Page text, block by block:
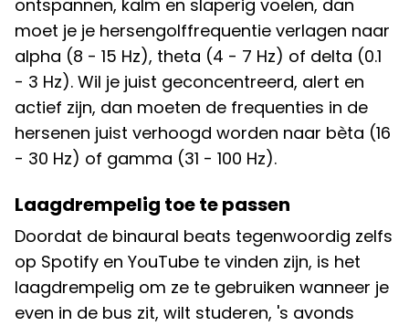
ontspannen, kalm en slaperig voelen, dan
moet je je hersengolffrequentie verlagen naar
alpha (8 - 15 Hz), theta (4 - 7 Hz) of delta (0.1
- 3 Hz). Wil je juist geconcentreerd, alert en
actief zijn, dan moeten de frequenties in de
hersenen juist verhoogd worden naar bèta (16
- 30 Hz) of gamma (31 - 100 Hz).
Laagdrempelig toe te passen
Doordat de binaural beats tegenwoordig zelfs
op Spotify en YouTube te vinden zijn, is het
laagdrempelig om ze te gebruiken wanneer je
even in de bus zit, wilt studeren, 's avonds